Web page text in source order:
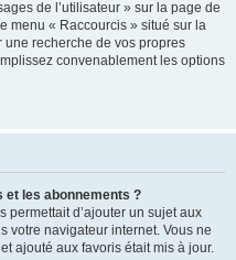
de l’utilisateur » sur la page de
menu « Raccourcis » situé sur la
une recherche de vos propres
convenablement les options
et les abonnements ?
permettait d’ajouter un sujet aux
votre navigateur internet. Vous ne
ajouté aux favoris était mis à jour.